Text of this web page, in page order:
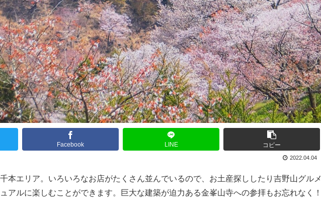
Facebook LINE コピー
2022.04.04
本エリア。いろいろなお店がたくさん並んでいるので、お土産探ししたり吉野山グルメ
アルに楽しむことができます。巨大な建築が迫力ある金峯山寺への参拝もお忘れなく！